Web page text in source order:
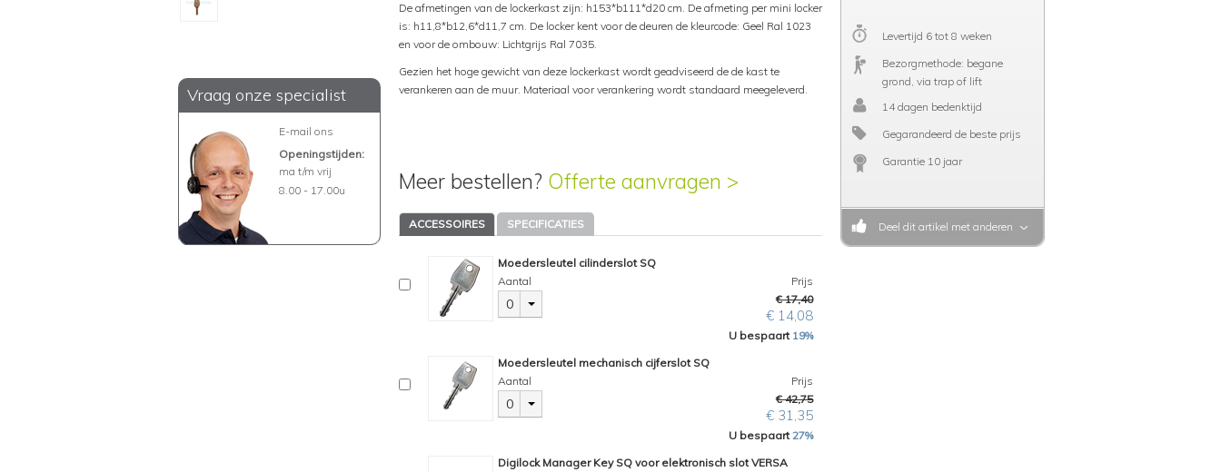
Vraag onze specialist
E-mail ons
Openingstijden:
ma t/m vrij
8.00 - 17.00u
De afmetingen van de lockerkast zijn: h153*b111*d20 cm. De afmeting per mini locker
is: h11,8*b12,6*d11,7 cm. De locker kent voor de deuren de kleurcode: Geel Ral 1023
en voor de ombouw: Lichtgrijs Ral 7035.
Gezien het hoge gewicht van deze lockerkast wordt geadviseerd de de kast te
verankeren aan de muur. Materiaal voor verankering wordt standaard meegeleverd.
Meer bestellen? Offerte aanvragen >
ACCESSOIRES SPECIFICATIES
Moedersleutel cilinderslot SQ
Aantal
0
Prijs
€ 17,40
€ 14,08
U bespaart 19%
Moedersleutel mechanisch cijferslot SQ
Aantal
0
Prijs
€ 42,75
€ 31,35
U bespaart 27%
Digilock Manager Key SQ voor elektronisch slot VERSA
Levertijd 6 tot 8 weken
Bezorgmethode: begane
grond, via trap of lift
14 dagen bedenktijd
Gegarandeerd de beste prijs
Garantie 10 jaar
Deel dit artikel met anderen